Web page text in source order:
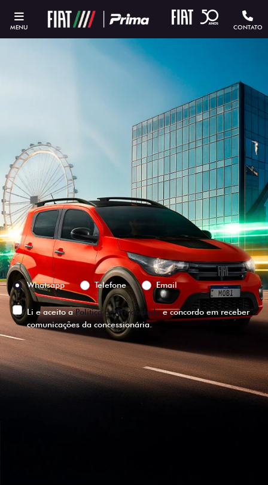
MENU CONTATO
ESTOU INTERESSADO
Versão escolhida
Preferência de contato:
Whatsapp
Telefone Email
Li e aceito aPolítica de Privacidadee concordo em receber
comunicações da concessionária.
ENTRAR EM CONTATO